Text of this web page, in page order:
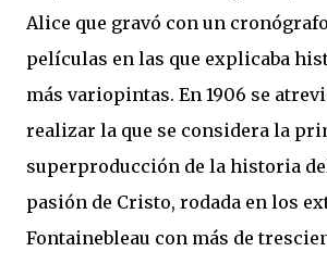
Alice que gravó con un
películas en las que explicaba
más variopintas. En 1906 se
realizar la que se considera la
superproducción de la historia
pasión de Cristo, rodada en los
Fontainebleau con más de